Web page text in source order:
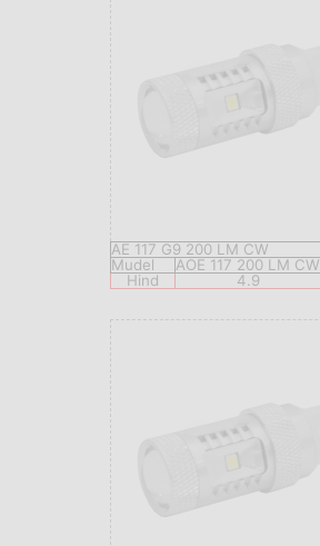
AE 117 G9 200 LM CW
Mudel
AOE 117 200 LM CW
Hind
4.9